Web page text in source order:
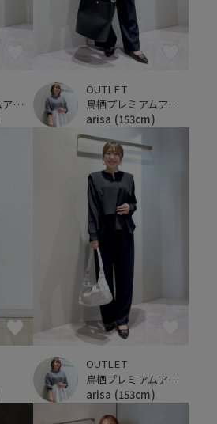
鳥栖プレミアムアウトレット
OUTLET
鳥栖プレミアムアウトレット
arisa (153cm)
OUTLET
鳥栖プレミアムアウトレット
arisa (153cm)